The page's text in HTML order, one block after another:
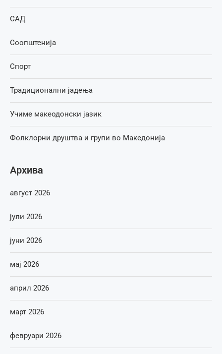
САД
Соопштенија
Спорт
Традиционални јадења
Учиме макеодонски јазик
Фолклорни друштва и групи во Македонија
Архива
август 2026
јули 2026
јуни 2026
мај 2026
април 2026
март 2026
февруари 2026